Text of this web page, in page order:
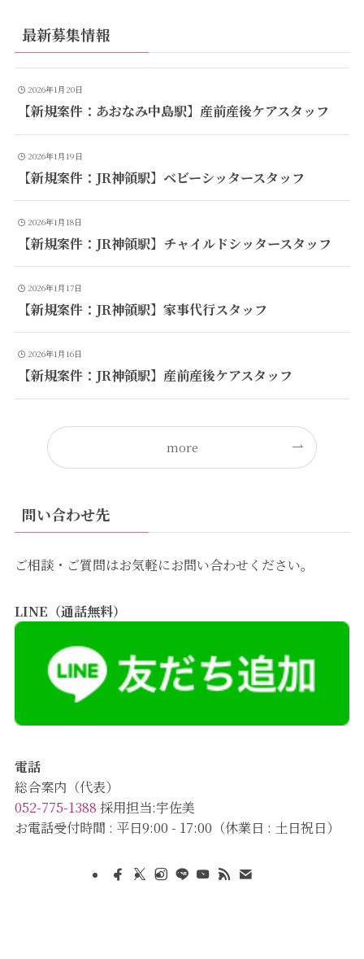
最新募集情報
2026年1月20日
【新規案件：あおなみ中島駅】産前産後ケアスタッフ
2026年1月19日
【新規案件：JR神領駅】ベビーシッタースタッフ
2026年1月18日
【新規案件：JR神領駅】チャイルドシッタースタッフ
2026年1月17日
【新規案件：JR神領駅】家事代行スタッフ
2026年1月16日
【新規案件：JR神領駅】産前産後ケアスタッフ
more
問い合わせ先
ご相談・ご質問はお気軽にお問い合わせください。
LINE（通話無料）
電話
総合案内（代表）
052-775-1388 採用担当:宇佐美
お電話受付時間 : 平日9:00 - 17:00（休業日 : 土日祝日）